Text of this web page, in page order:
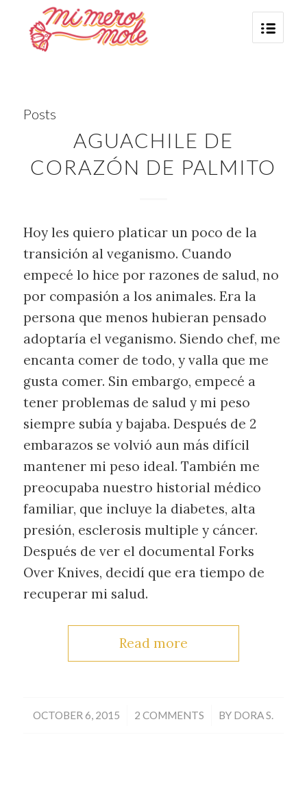
Posts
AGUACHILE DE
CORAZÓN DE PALMITO
Hoy les quiero platicar un poco de la
transición al veganismo. Cuando
empecé lo hice por razones de salud, no
por compasión a los animales. Era la
persona que menos hubieran pensado
adoptaría el veganismo. Siendo chef, me
encanta comer de todo, y valla que me
gusta comer. Sin embargo, empecé a
tener problemas de salud y mi peso
siempre subía y bajaba. Después de 2
embarazos se volvió aun más difícil
mantener mi peso ideal. También me
preocupaba nuestro historial médico
familiar, que incluye la diabetes, alta
presión, esclerosis multiple y cáncer.
Después de ver el documental Forks
Over Knives, decidí que era tiempo de
recuperar mi salud.
Read more
OCTOBER 6, 2015
/ 2 COMMENTS
/ BY DORA S.